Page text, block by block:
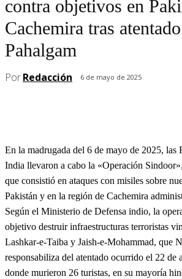
contra objetivos en
Cachemira tras
Pahalgam
PorRedacción 6 de mayo de 2025
En la madrugada del 6 de mayo de 2025, las
India llevaron a cabo la «Operación
que consistió en ataques con misiles sobre
Pakistán y en la región de Cachemira
Según el Ministerio de Defensa indio, la
objetivo destruir infraestructuras terroristas
Lashkar-e-Taiba y Jaish-e-Mohammad, que
responsabiliza del atentado ocurrido el 22 de
donde murieron 26 turistas, en su mayoría